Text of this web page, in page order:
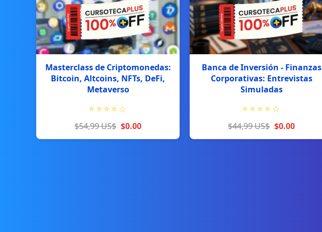
Masterclass de Criptomonedas:
Bitcoin, Altcoins, NFTs, DeFi,
Metaverso
⭐ ⭐ ⭐ ⭐ ☆
$54,99 US$ $0.00
Banca de Inversión - Finanzas
Corporativas: Entrevistas
Simuladas
⭐ ⭐ ⭐ ⭐ ☆
$44,99 US$ $0.00